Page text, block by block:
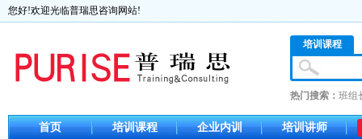
您好!欢迎光临普瑞思咨询网站!
培训课程
热门搜索： 班组
首页 培训课程 企业内训 培训讲师